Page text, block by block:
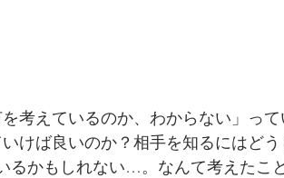
考えているのか、わからない」っ
けば良いのか？相手を知るにはど
るかもしれない…。なんて考えたこ